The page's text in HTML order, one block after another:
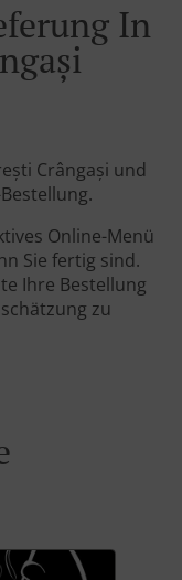
In
Crângași und
Online-Menü
Sie fertig sind.
Ihre Bestellung
zu